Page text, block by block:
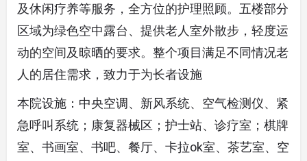
及休闲疗养等服务，全方位的护理照顾。五楼部分
区域为绿色空中露台、提供老人室外散步，轻度运
动的空间及晾晒的要求。整个项目满足不同情况老
人的居住需求，致力于为长者设施
本院设施：中央空调、新风系统、空气检测仪、紧
急呼叫系统；康复器械区；护士站、诊疗室；棋牌
室、书画室、书吧、餐厅、卡拉ok室、茶艺室、空